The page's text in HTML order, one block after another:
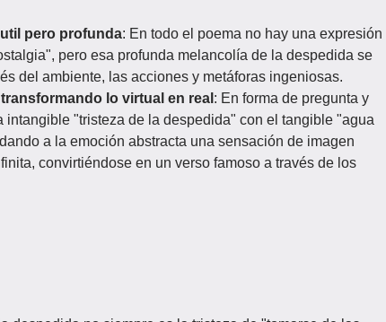
pero profunda:​ En todo el poema no hay una expresión
pero esa profunda melancolía de la despedida se
del ambiente, las acciones y metáforas ingeniosas.
lo virtual en real : En forma de pregunta y
intangible "tristeza de la despedida" con el tangible "agua
a la emoción abstracta una sensación de imagen
convirtiéndose en un verso famoso a través de los